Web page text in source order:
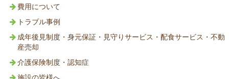
費用について
トラブル事例
成年後見制度・身元保証・見守りサービス・配食サービス・不動
産売却
介護保険制度・認知症
施設の皆様へ